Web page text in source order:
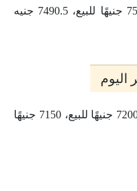
بلغ سعر الذهب عيار 22 نحو 7542.75 جنيهًا للبيع، 7490.5 جنيه
وصل سعر الذهب عيار 21 إلى نحو 7200 جنيهًا للبيع، 7150 جنيهًا